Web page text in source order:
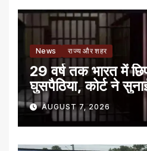
News राज्य और शहर
29 वर्ष तक भारत में
घुसपैठिया, कोर्ट ने
AUGUST 7, 2026